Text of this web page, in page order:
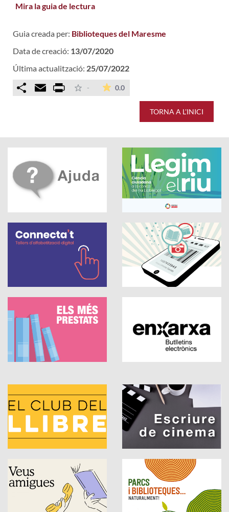
Mira la guia de lectura
Guia creada per: Biblioteques del Maresme
Data de creació: 13/07/2020
Última actualització: 25/07/2022
Comparteix
Email Print - 0.0La mitjana de les valoracions
TORNA A L'INICI